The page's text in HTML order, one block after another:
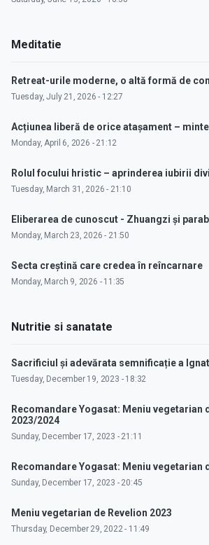
Meditatie
Retreat-urile moderne, o altă formă de
Tuesday, July 21, 2026 - 12:27
Acțiunea liberă de orice atașament –
Monday, April 6, 2026 - 21:12
Rolul focului hristic – aprinderea iubirii
Tuesday, March 31, 2026 - 21:10
Eliberarea de cunoscut - Zhuangzi și
Monday, March 23, 2026 - 21:50
Secta creștină care credea în reîncarnare
Monday, March 9, 2026 - 11:35
Nutritie si sanatate
Sacrificiul și adevărata semnificație a
Tuesday, December 19, 2023 - 18:32
Recomandare Yogasat: Meniu vegetarian
2023/2024
Sunday, December 17, 2023 - 21:11
Recomandare Yogasat: Meniu vegetarian
Sunday, December 17, 2023 - 20:45
Meniu vegetarian de Revelion 2023
Thursday, December 29, 2022 - 11:49